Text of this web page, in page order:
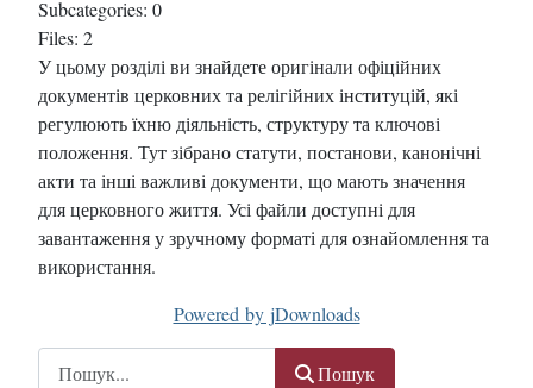
Пошук
Пошук
Subcategories: 0
Files: 2
У цьому розділі ви знайдете оригінали офіційних
документів церковних та релігійних інституцій, які
регулюють їхню діяльність, структуру та ключові
положення. Тут зібрано статути, постанови, канонічні
акти та інші важливі документи, що мають значення
для церковного життя. Усі файли доступні для
завантаження у зручному форматі для ознайомлення та
використання.
Powered by jDownloads